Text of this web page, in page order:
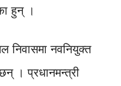
हुन् ।
निवासमा नवनियुक्त
। प्रधानमन्त्री